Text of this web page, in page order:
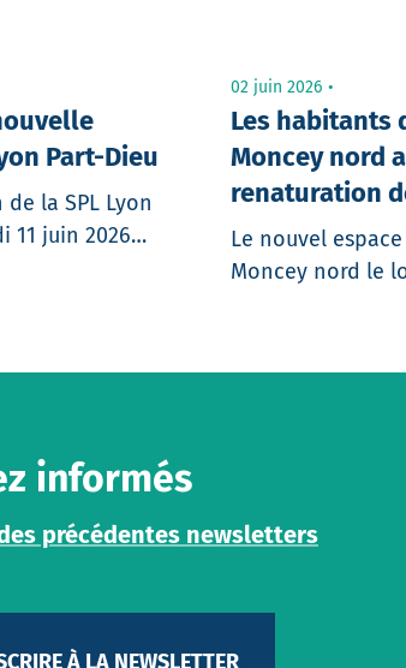
Partager
Part-Dieu
la SPL Lyon
11 juin 2026…
02 juin 2026
Les habitants
Moncey nord
renaturation
Le nouvel
Moncey nord le
informés
précédentes newsletters
À LA NEWSLETTER